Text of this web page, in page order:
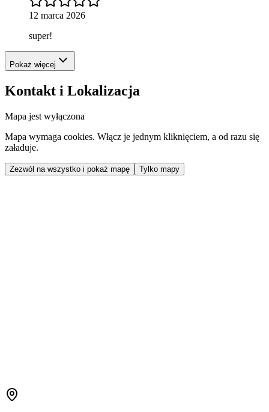
12 marca 2026
super!
Pokaż więcej
Kontakt i Lokalizacja
Mapa jest wyłączona
Mapa wymaga cookies. Włącz je jednym kliknięciem, a od razu się
załaduje.
Zezwól na wszystko i pokaż mapę Tylko mapy